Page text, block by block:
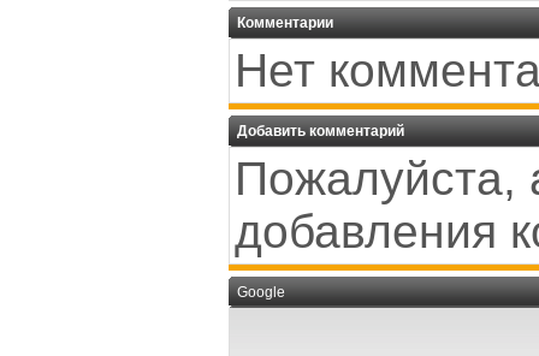
Комментарии
Нет
Добавить комментарий
Пожалуйста,
добавления
Google